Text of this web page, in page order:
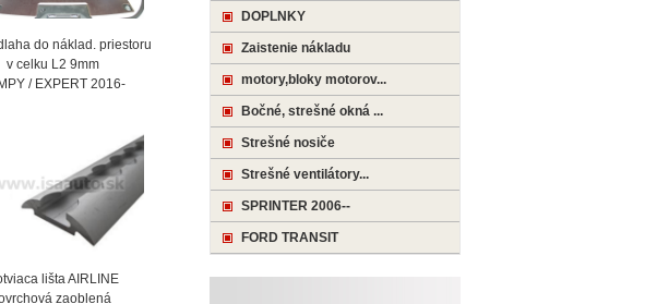
DOPLNKY
Zaistenie nákladu
motory,bloky motorov...
Bočné, strešné okná ...
Strešné nosiče
Strešné ventilátory...
SPRINTER 2006--
FORD TRANSIT
do náklad. priestoru
L2 9mm
/ EXPERT 2016-
lišta AIRLINE
zaoblená